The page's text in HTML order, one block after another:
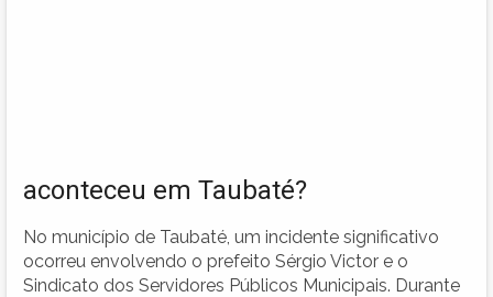
aconteceu em Taubaté?
No município de Taubaté, um incidente significativo
ocorreu envolvendo o prefeito Sérgio Victor e o
Sindicato dos Servidores Públicos Municipais. Durante